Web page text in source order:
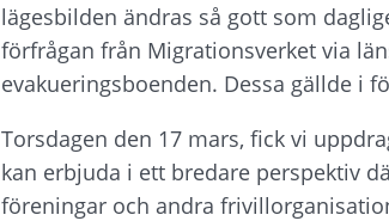
lägesbilden ändras så gott som
förfrågan från Migrationsverket via
evakueringsboenden. Dessa gällde i
Torsdagen den 17 mars, fick vi
kan erbjuda i ett bredare perspektiv
föreningar och andra